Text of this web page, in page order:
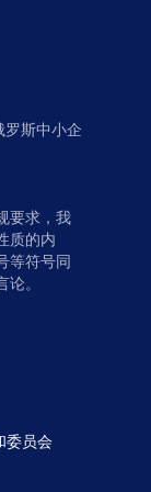
罗斯中小企
要求，我
质的内
等符号同
。
委员会